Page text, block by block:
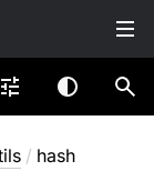
/ hash